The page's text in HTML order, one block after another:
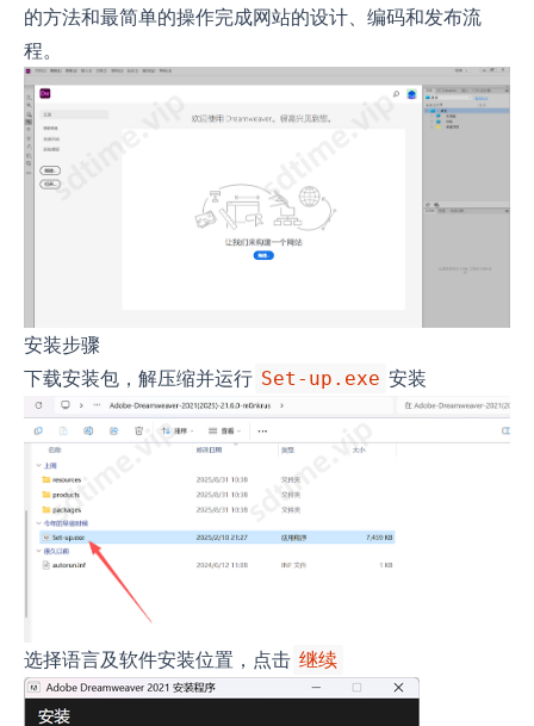
的方法和最简单的操作完成网站的设计、编码和发布流
程。
安装步骤
下载安装包，解压缩并运行 Set-up.exe 安装
选择语言及软件安装位置，点击 继续